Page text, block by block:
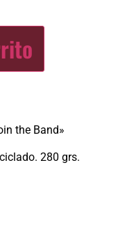
the Band»
280 grs.